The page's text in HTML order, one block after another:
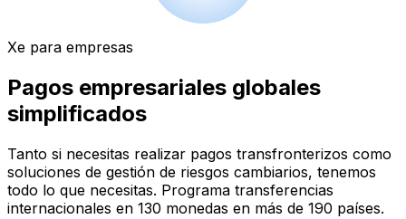
Xe para empresas
Pagos empresariales globales
simplificados
Tanto si necesitas realizar pagos transfronterizos como
soluciones de gestión de riesgos cambiarios, tenemos
todo lo que necesitas. Programa transferencias
internacionales en 130 monedas en más de 190 países.